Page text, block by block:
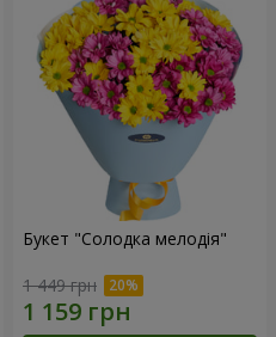
Букет "Солодка мелодія"
1 449 грн